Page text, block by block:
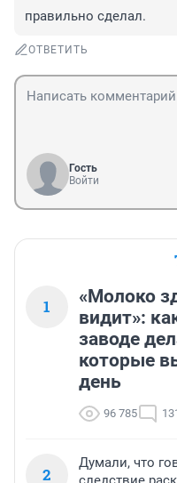
правильно сделал.
ОТВЕТИТЬ
Гость
Войти
1
«Молоко
видит»:
заводе
которые
день
96 785
2
Думали, что